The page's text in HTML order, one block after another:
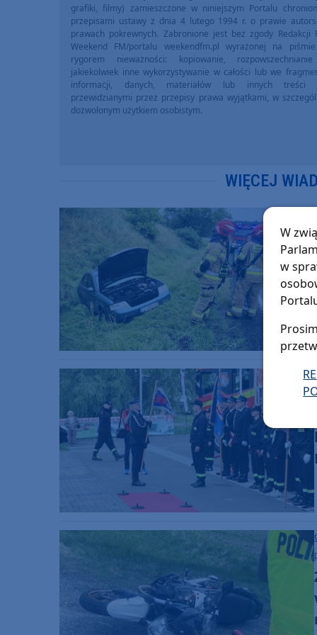
grafiki, filmy) zamieszczone w niniejszym Portalu
przepisami ustawy z dnia 4 lutego 1994 r. o prawie
prawach pokrewnych. Zabronione jest bez zgody Redakcji
Weekend FM/portalu weekendfm.pl wyrażonej na
rygorem nieważności: kopiowanie,
jakiekolwiek inne wykorzystywanie w całości lub we
informacji, danych, materiałów lub innych treści
przewidzianymi przez przepisy prawa wyjątkami, w
dozwolonym użytkiem osobistym.
WIĘCEJ
W
w